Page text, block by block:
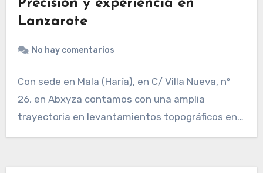
Precisión y experiencia en
Lanzarote
No hay comentarios
Con sede en Mala (Haría), en C/ Villa Nueva, nº
26, en Abxyza contamos con una amplia
trayectoria en levantamientos topográficos en…